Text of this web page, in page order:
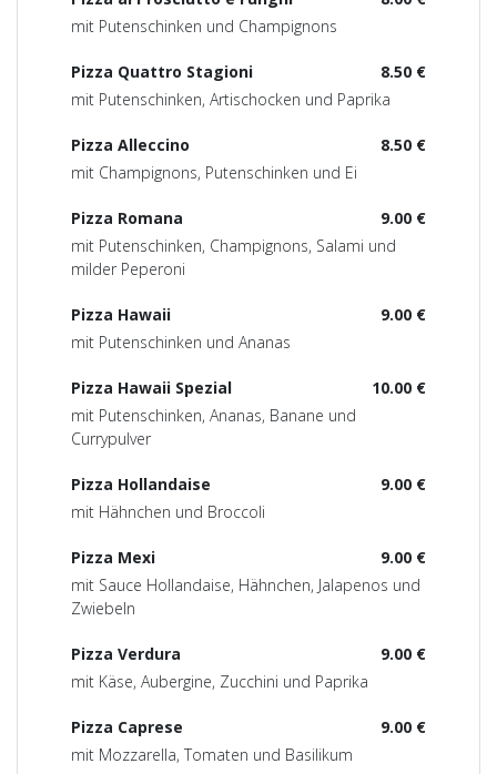
mit Putenschinken und Champignons
8.50 €
Pizza Quattro Stagioni
mit Putenschinken, Artischocken und Paprika
8.50 €
Pizza Alleccino
mit Champignons, Putenschinken und Ei
9.00 €
Pizza Romana
mit Putenschinken, Champignons, Salami und
milder Peperoni
9.00 €
Pizza Hawaii
mit Putenschinken und Ananas
10.00 €
Pizza Hawaii Spezial
mit Putenschinken, Ananas, Banane und
Currypulver
9.00 €
Pizza Hollandaise
mit Hähnchen und Broccoli
9.00 €
Pizza Mexi
mit Sauce Hollandaise, Hähnchen, Jalapenos und
Zwiebeln
9.00 €
Pizza Verdura
mit Käse, Aubergine, Zucchini und Paprika
9.00 €
Pizza Caprese
mit Mozzarella, Tomaten und Basilikum